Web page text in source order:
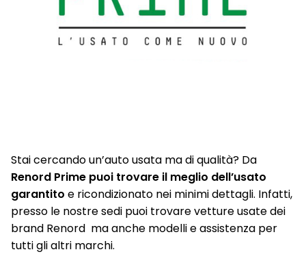
Stai cercando un’auto usata ma di qualità? Da
Renord Prime puoi trovare il meglio dell’usato
garantito e ricondizionato nei minimi dettagli. Infatti,
presso le nostre sedi puoi trovare vetture usate dei
brand Renord ma anche modelli e assistenza per
tutti gli altri marchi.